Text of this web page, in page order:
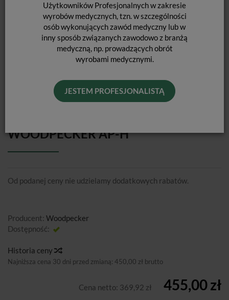
Użytkowników Profesjonalnych w zakresie
wyrobów medycznych, tzn. w szczególności
osób wykonujących zawód medyczny lub w
inny sposób związanych zawodowo z branżą
medyczną, np. prowadzących obrót
wyrobami medycznymi.
JESTEM PROFESJONALISTĄ
WOODPECKER AP-H
Od podanej ceny nie udzielamy dodatkowych rabatów.
Producent: Woodpecker
Dostępność:
Historia ceny
Najniższa cena 30 dni przed zmianą: 450,00 zł brutto
Cena netto: 369,92 zł 455,00 zł